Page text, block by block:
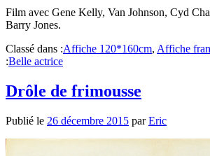
Film avec Gene Kelly, Van Johnson, Cyd
Barry Jones.
Classé dans :Affiche 120*160cm, Affiche
:Belle actrice
Drôle de frimousse
Publié le 26 décembre 2015 parEric